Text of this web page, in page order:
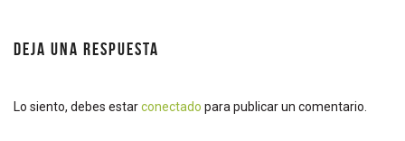
DEJA UNA RESPUESTA
Lo siento, debes estarconectado para publicar un comentario.